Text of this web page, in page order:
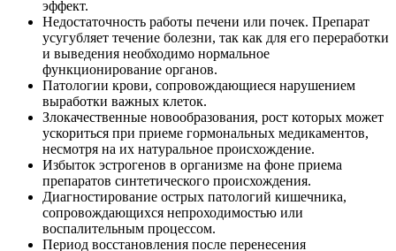
эффект.
Недостаточность работы печени или почек. Препарат
усугубляет течение болезни, так как для его переработки
и выведения необходимо нормальное
функционирование органов.
Патологии крови, сопровождающиеся нарушением
выработки важных клеток.
Злокачественные новообразования, рост которых может
ускориться при приеме гормональных медикаментов,
несмотря на их натуральное происхождение.
Избыток эстрогенов в организме на фоне приема
препаратов синтетического происхождения.
Диагностирование острых патологий кишечника,
сопровождающихся непроходимостью или
воспалительным процессом.
Период восстановления после перенесения